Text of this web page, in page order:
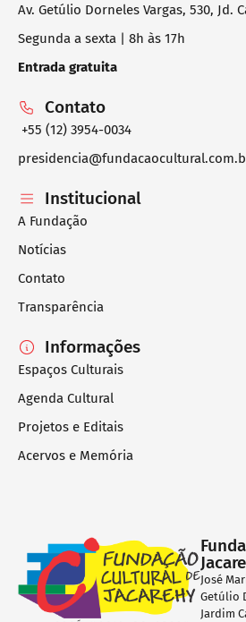
Av. Getúlio Dorneles Vargas, 530, Jd.
Segunda a sexta | 8h às 17h
Entrada gratuita
Contato
+55 (12) 3954-0034
Institucional
A Fundação
Notícias
Contato
Transparência
Informações
Espaços Culturais
Agenda Cultural
Projetos e Editais
Acervos e Memória
José
Getúlio
Jardim